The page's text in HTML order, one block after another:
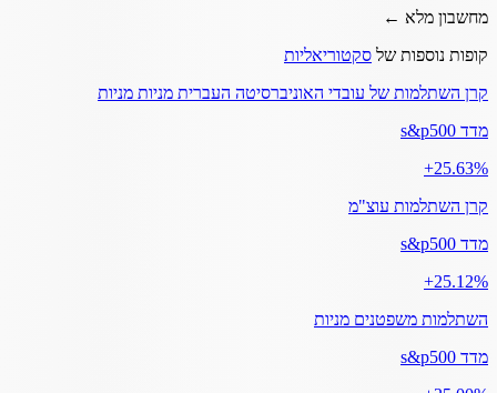
מחשבון מלא ←
קופות נוספות של סקטוריאליות
קרן השתלמות של עובדי האוניברסיטה העברית מניות מניות
מדד s&p500
‎+25.63%
קרן השתלמות עוצ"מ
מדד s&p500
‎+25.12%
השתלמות משפטנים מניות
מדד s&p500